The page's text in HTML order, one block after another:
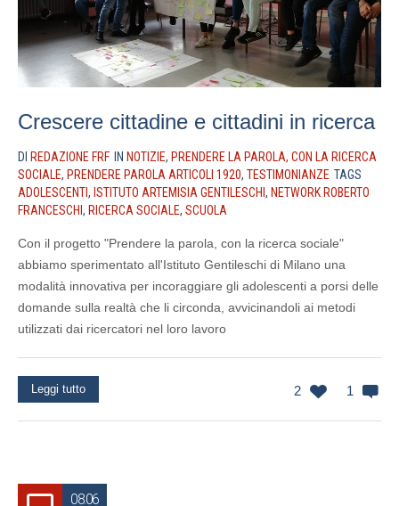
Crescere cittadine e cittadini in ricerca
DI REDAZIONE FRF IN NOTIZIE, PRENDERE LA PAROLA, CON LA RICERCA
SOCIALE, PRENDERE PAROLA ARTICOLI 1920, TESTIMONIANZE TAGS
ADOLESCENTI, ISTITUTO ARTEMISIA GENTILESCHI , NETWORK ROBERTO
FRANCESCHI , RICERCA SOCIALE, SCUOLA
Con il progetto "Prendere la parola, con la ricerca sociale"
abbiamo sperimentato all'Istituto Gentileschi di Milano una
modalità innovativa per incoraggiare gli adolescenti a porsi delle
domande sulla realtà che li circonda, avvicinandoli ai metodi
utilizzati dai ricercatori nel loro lavoro
2 1
Leggi tutto
08.06